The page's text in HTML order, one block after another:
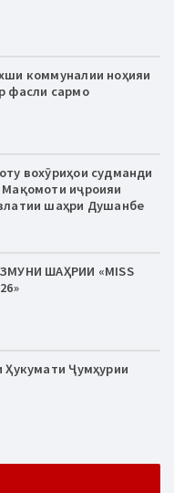
коммуналии ноҳияи
фасли сармо
вохӯриҳои судманди
иҷроияи
шаҳри Душанбе
ШАҲРИИ «MISS
Ҳукумати Ҷумҳурии